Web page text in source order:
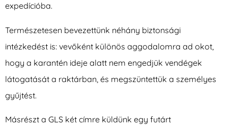
expedícióba.
Természetesen bevezettünk néhány biztonsági
intézkedést is: vevőként különös aggodalomra ad okot,
hogy a karantén ideje alatt nem engedjük vendégek
látogatását a raktárban, és megszüntettük a személyes
gyűjtést.
Másrészt a GLS két címre küldünk egy futárt